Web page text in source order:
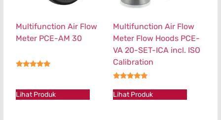
Multifunction Air Flow
Meter PCE-AM 30
Lihat Produk
Multifunction Air Flow
Meter Flow Hoods PCE-
VA 20-SET-ICA incl. ISO
Calibration
Lihat Produk